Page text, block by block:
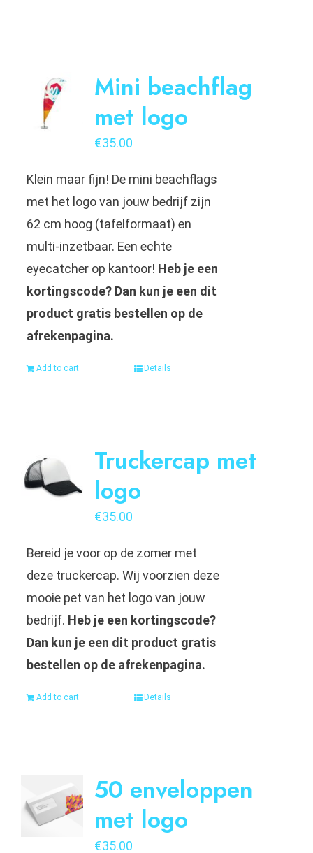
Mini beachflag
met logo
€35.00
Klein maar fijn! De mini beachflags
met het logo van jouw bedrijf zijn
62 cm hoog (tafelformaat) en
multi-inzetbaar. Een echte
eyecatcher op kantoor! Heb je een
kortingscode? Dan kun je een dit
product gratis bestellen op de
afrekenpagina.
Add to cart Details
Truckercap met
logo
€35.00
Bereid je voor op de zomer met
deze truckercap. Wij voorzien deze
mooie pet van het logo van jouw
bedrijf. Heb je een kortingscode?
Dan kun je een dit product gratis
bestellen op de afrekenpagina.
Add to cart Details
50 enveloppen
met logo
€35.00